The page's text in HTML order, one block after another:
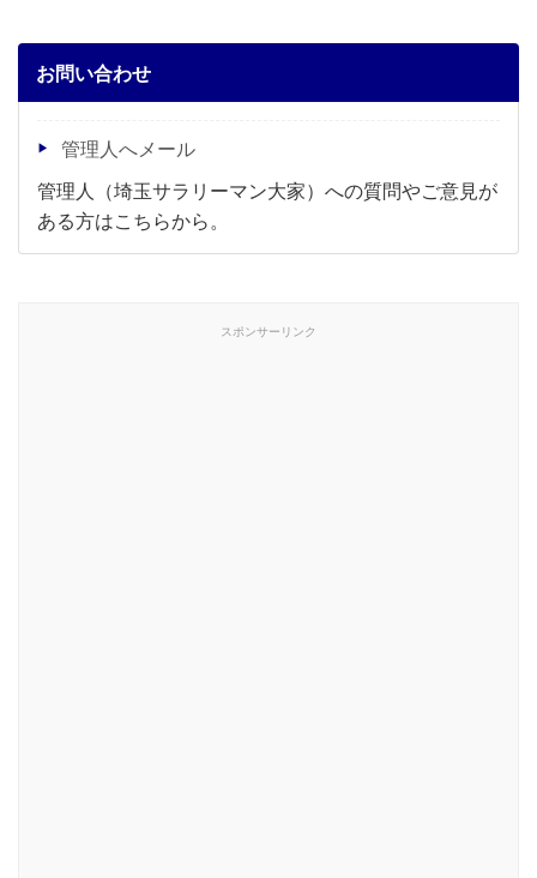
お問い合わせ
管理人へメール
管理人（埼玉サラリーマン大家）への質問やご意見が
ある方はこちらから。
スポンサーリンク